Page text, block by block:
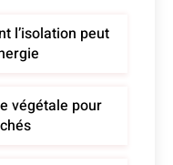
l’isolation peut
végétale pour